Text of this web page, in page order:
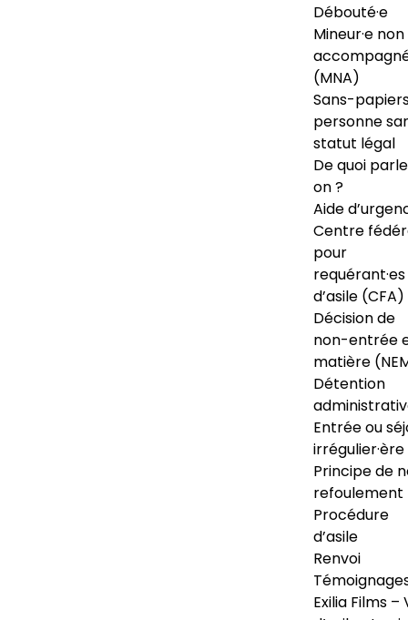
Débouté·e
Mineur·e non
(MNA)
Sans-
personne
statut légal
De quoi
on ?
Aide
Centre
pour
requérant·es
d’asile (CFA)
Décision de
non-entrée
matière
Détention
Entrée ou
irrégulier·ère
Principe de
refoulement
Procédure
d’asile
Renvoi
Exilia Films –